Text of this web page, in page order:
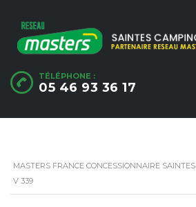
TÉLÉPHONE :
05 46 93 36 17
MASTERS FRANCE CONCESSIONNAIRE SAINTES
V 339